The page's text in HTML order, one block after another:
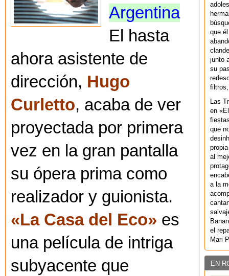
Argentina
El hasta
ahora asistente de
dirección, Hugo
Curletto, acaba de ver
proyectada por primera
vez en la gran pantalla
su ópera prima como
realizador y guionista.
«La Casa del Eco» es
una película de intriga
subyacente que
que
junto
su
filtros,
Las
en
que
al
a la
el
Mari
EN